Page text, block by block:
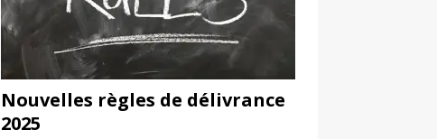
Nouvelles règles de délivrance
2025